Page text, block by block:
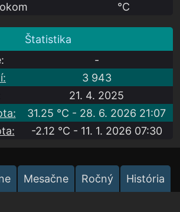
°C
Štatistika
-
3 943
21. 4. 2025
31.25 °C - 28. 6. 2026 21:07
-2.12 °C - 11. 1. 2026 07:30
Mesačne Ročný História